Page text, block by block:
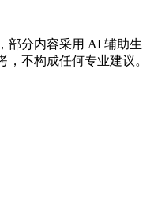
部分内容采用 AI 辅助生
，不构成任何专业建议。